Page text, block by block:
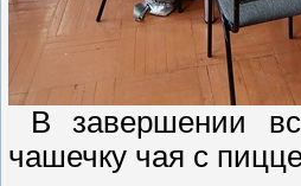
В завершении
чашечку чая с